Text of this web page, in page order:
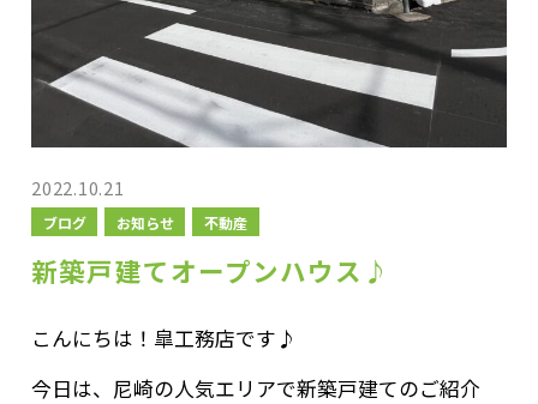
2022.10.21
ブログ お知らせ 不動産
新築戸建てオープンハウス♪
こんにちは！皐工務店です♪
今日は、尼崎の人気エリアで新築戸建てのご紹介